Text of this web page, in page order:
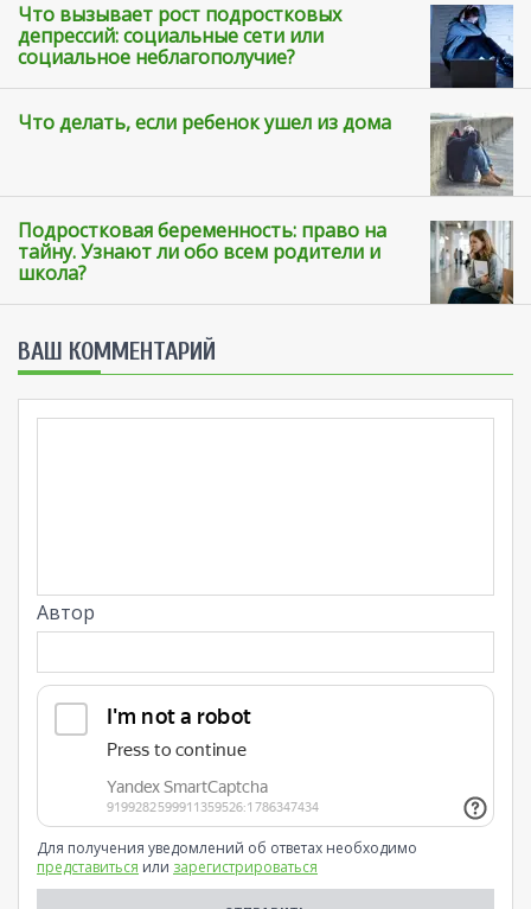
Что вызывает рост подростковых
депрессий: социальные сети или
социальное неблагополучие?
Что делать, если ребенок ушел из дома
Подростковая беременность: право на
тайну. Узнают ли обо всем родители и
школа?
ВАШ КОММЕНТАРИЙ
Автор
Для получения уведомлений об ответах необходимо
представиться или зарегистрироваться